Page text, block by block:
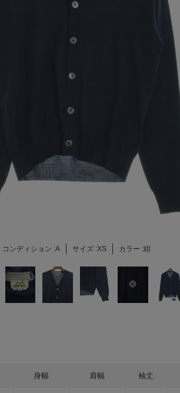
コンディション :A サイズ :XS カラー :紺
身幅 肩幅 袖丈